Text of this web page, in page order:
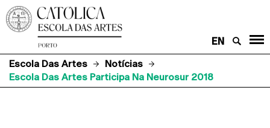
EN
Escola Das Artes
Notícias
Escola Das Artes Participa Na Neurosur 2018